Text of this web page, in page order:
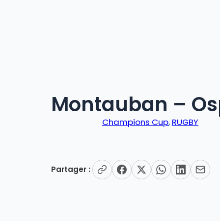
Montauban –
Champions Cup, RUGBY
Partager :